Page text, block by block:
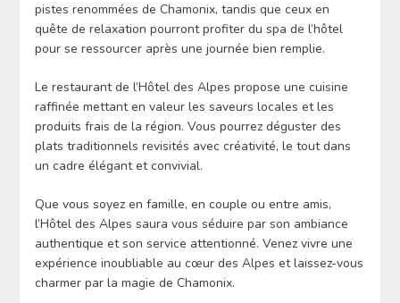
pistes renommées de Chamonix, tandis que ceux en
quête de relaxation pourront profiter du spa de l’hôtel
pour se ressourcer après une journée bien remplie.
Le restaurant de l’Hôtel des Alpes propose une cuisine
raffinée mettant en valeur les saveurs locales et les
produits frais de la région. Vous pourrez déguster des
plats traditionnels revisités avec créativité, le tout dans
un cadre élégant et convivial.
Que vous soyez en famille, en couple ou entre amis,
l’Hôtel des Alpes saura vous séduire par son ambiance
authentique et son service attentionné. Venez vivre une
expérience inoubliable au cœur des Alpes et laissez-vous
charmer par la magie de Chamonix.